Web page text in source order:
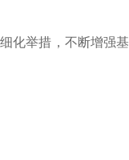
化举措，不断增强